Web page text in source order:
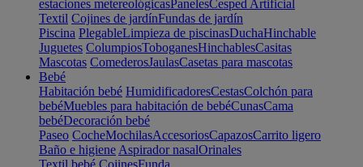
estaciones metereológicasPanelesCesped Artificial
Textil Cojines de jardínFundas de jardín
Piscina PlegableLimpieza de piscinasDuchaHinchable
Juguetes ColumpiosToboganesHinchablesCasitas
Mascotas ComederosJaulasCasetas para mascotas
Bebé
Habitación bebé HumidificadoresCestasColchón para
bebéMuebles para habitación de bebéCunasCama
bebéDecoración bebé
Paseo CocheMochilasAccesoriosCapazosCarrito ligero
Baño e higiene Aspirador nasalOrinales
Textil bebé CojinesFunda